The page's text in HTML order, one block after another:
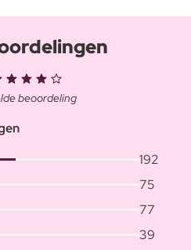
beoordeling
192
75
77
39